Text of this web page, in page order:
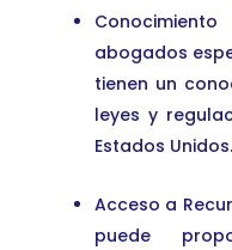
abogados
tienen un
leyes y
Estados Unidos.
Acceso a
puede